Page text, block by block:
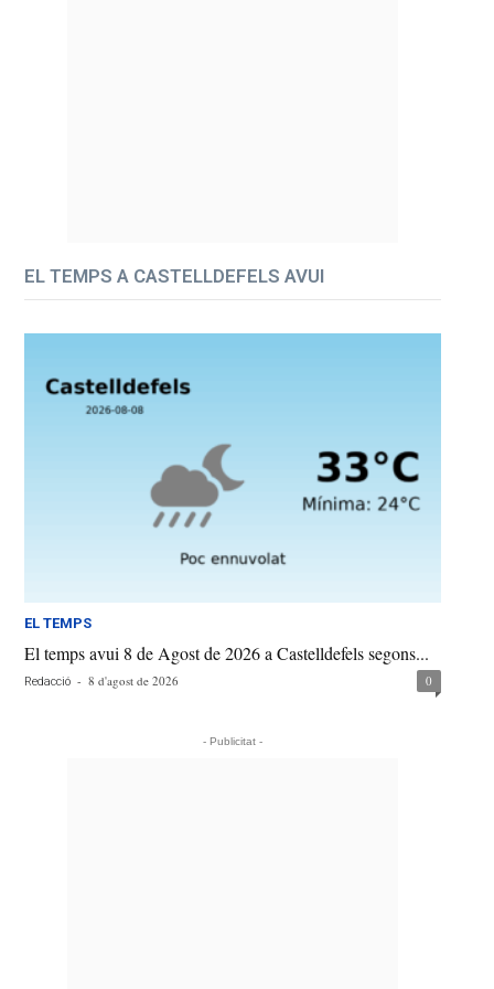
EL TEMPS A CASTELLDEFELS AVUI
EL TEMPS
El temps avui 8 de Agost de 2026 a Castelldefels segons...
Redacció - 8 d'agost de 2026 0
- Publicitat -